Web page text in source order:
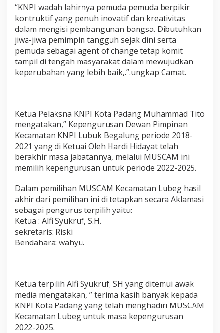
L
B
E
G
K
o
t
a
a
g
“KNPI wadah lahirnya pemuda pemuda berpikir
kontruktif yang penuh inovatif dan kreativitas
dalam mengisi pembangunan bangsa. Dibutuhkan
jiwa-jiwa pemimpin tangguh sejak dini serta
pemuda sebagai agent of change tetap komit
tampil di tengah masyarakat dalam mewujudkan
keperubahan yang lebih baik,.”.ungkap Camat.
Ketua Pelaksna KNPI Kota Padang Muhammad Tito
mengatakan,” Kepengurusan Dewan Pimpinan
Kecamatan KNPI Lubuk Begalung periode 2018-
2021 yang di Ketuai Oleh Hardi Hidayat telah
berakhir masa jabatannya, melalui MUSCAM ini
memilih kepengurusan untuk periode 2022-2025.
Dalam pemilihan MUSCAM Kecamatan Lubeg hasil
akhir dari pemilihan ini di tetapkan secara Aklamasi
sebagai pengurus terpilih yaitu:
Ketua : Alfi Syukruf, S.H.
sekretaris: Riski
Bendahara: wahyu.
Ketua terpilih Alfi Syukruf, SH yang ditemui awak
media mengatakan, ” terima kasih banyak kepada
KNPI Kota Padang yang telah menghadiri MUSCAM
Kecamatan Lubeg untuk masa kepengurusan
2022-2025.